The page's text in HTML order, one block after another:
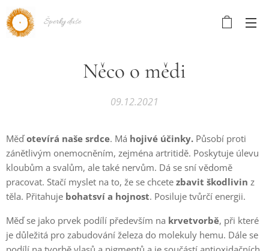
Šperky duše
Něco o mědi
09.12.2021
Měďotevírá naše srdce. Má hojivé účinky. Působí proti
zánětlivým onemocněním, zejména artritidě. Poskytuje úlevu
kloubům a svalům, ale také nervům. Dá se sní vědomě
pracovat. Stačí myslet na to, že se chcete zbavit škodlivin z
těla. Přitahuje bohatsví a hojnost. Posiluje tvůrčí energii.
Měď se jako prvek podílí především na krvetvorbě, při které
je důležitá pro zabudování železa do molekuly hemu. Dále se